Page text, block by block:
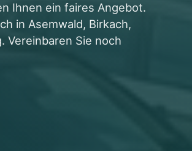
Ihnen ein faires Angebot.
in Asemwald, Birkach,
Vereinbaren Sie noch